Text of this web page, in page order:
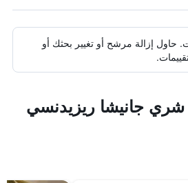
حاول إزالة مرشح أو تغيير بحثك أو
شري جانيشا ريزيدنسي